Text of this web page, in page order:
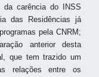
da carência do INSS
das Residências já
pela CNRM;
anterior desta
que tem trazido um
relações entre os